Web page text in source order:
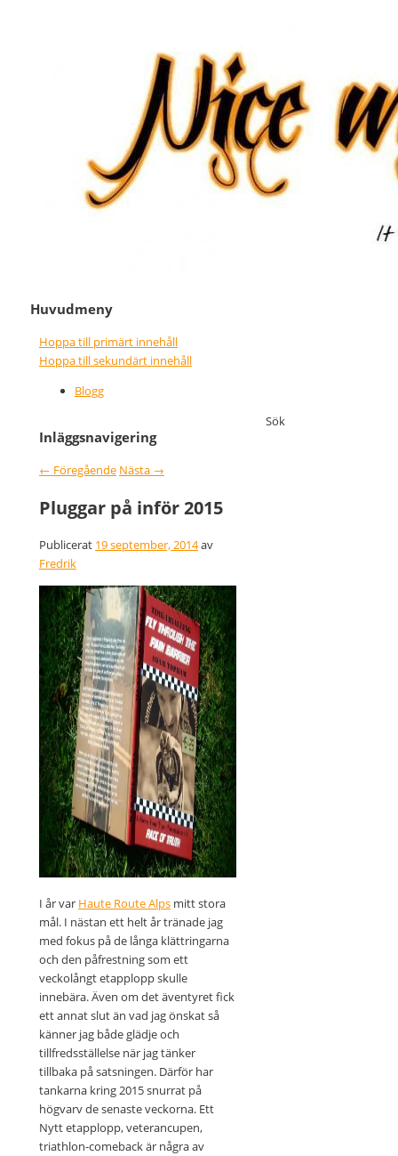
Nice wins nothing
It never gets easier, you just go
Huvudmeny
Hoppa till primärt innehåll
Hoppa till sekundärt innehåll
Blogg
Inläggsnavigering
← Föregående Nästa →
Pluggar på inför 2015
Publicerat 19 september, 2014av
Fredrik
I år var Haute Route Alpsmitt stora
mål. I nästan ett helt år tränade jag
med fokus på de långa klättringarna
och den påfrestning som ett
veckolångt etapplopp skulle
innebära. Även om det äventyret fick
ett annat slut än vad jag önskat så
känner jag både glädje och
tillfredsställelse när jag tänker
tillbaka på satsningen. Därför har
tankarna kring 2015 snurrat på
högvarv de senaste veckorna. Ett
Nytt etapplopp, veterancupen,
triathlon-comeback är några av
Sök